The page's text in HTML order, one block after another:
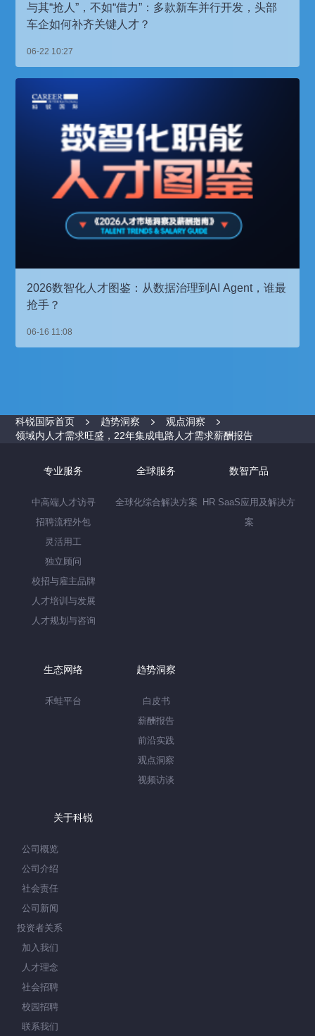
与其“抢人”，不如“借力”：多款新车并行开发，头部
车企如何补齐关键人才？
06-22 10:27
2026数智化人才图鉴：从数据治理到AI Agent，谁最
抢手？
06-16 11:08
科锐国际首页 趋势洞察
观点洞察
领域内人才需求旺盛，22年集成电路人才需求薪酬报告
专业服务
中高端人才访寻
招聘流程外包
灵活用工
独立顾问
校招与雇主品牌
人才培训与发展
人才规划与咨询
全球服务
全球化综合解决方案
数智产品
HR SaaS应用及解决方
案
生态网络
禾蛙平台
趋势洞察
白皮书
薪酬报告
前沿实践
观点洞察
视频访谈
关于科锐
公司概览
公司介绍
社会责任
公司新闻
投资者关系
加入我们
人才理念
社会招聘
校园招聘
联系我们